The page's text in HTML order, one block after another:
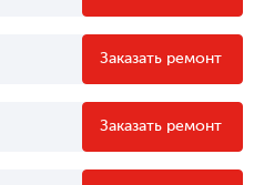
Заказать ремонт
Заказать ремонт